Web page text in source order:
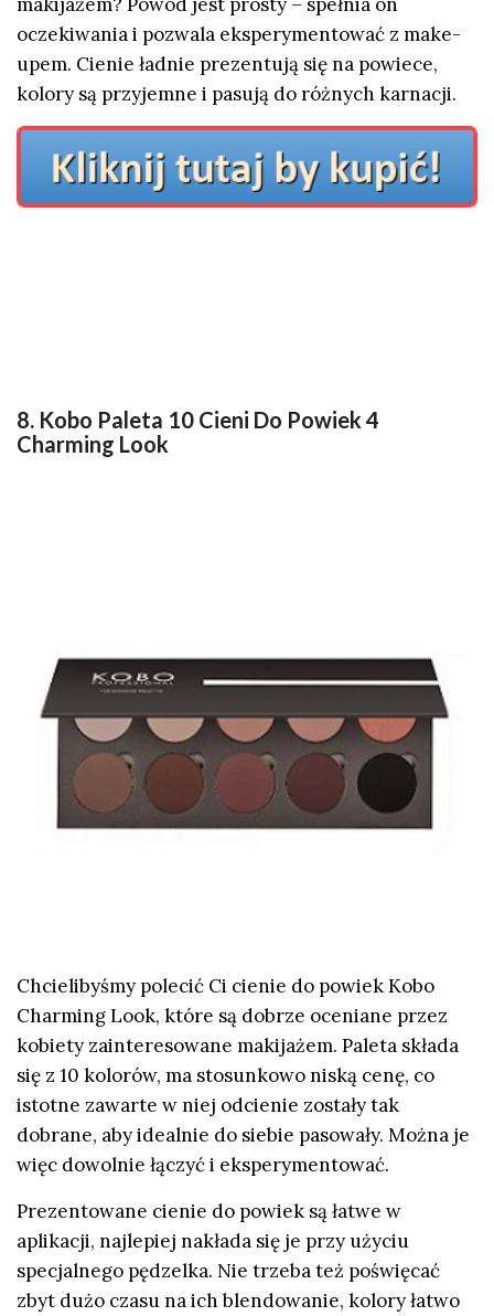
oczekiwania i pozwala eksperymentować z make-
upem. Cienie ładnie prezentują się na powiece,
kolory są przyjemne i pasują do różnych karnacji.
8. Kobo Paleta 10 Cieni Do Powiek 4
Charming Look
Chcielibyśmy polecić Ci cienie do powiek Kobo
Charming Look, które są dobrze oceniane przez
kobiety zainteresowane makijażem. Paleta składa
się z 10 kolorów, ma stosunkowo niską cenę, co
istotne zawarte w niej odcienie zostały tak
dobrane, aby idealnie do siebie pasowały. Można je
więc dowolnie łączyć i eksperymentować.
Prezentowane cienie do powiek są łatwe w
aplikacji, najlepiej nakłada się je przy użyciu
specjalnego pędzelka. Nie trzeba też poświęcać
zbyt dużo czasu na ich blendowanie, kolory łatwo